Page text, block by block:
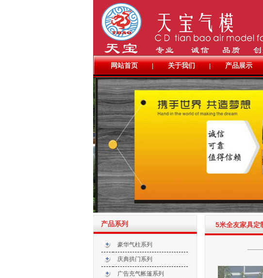
网站首页 | 关于我们 | 产品展示
产品系列
豪华气柱系列
庆典拱门系列
广告充气帐篷系列
5米全友家具定